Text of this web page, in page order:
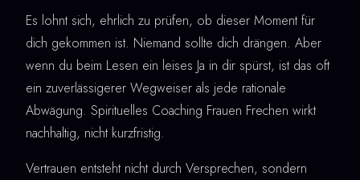
Es lohnt sich, ehrlich zu prüfen, ob dieser Moment für
dich gekommen ist. Niemand sollte dich drängen. Aber
wenn du beim Lesen ein leises Ja in dir spürst, ist das oft
ein zuverlässigerer Wegweiser als jede rationale
Abwägung. Spirituelles Coaching Frauen Frechen wirkt
nachhaltig, nicht kurzfristig.
Vertrauen entsteht nicht durch Versprechen, sondern